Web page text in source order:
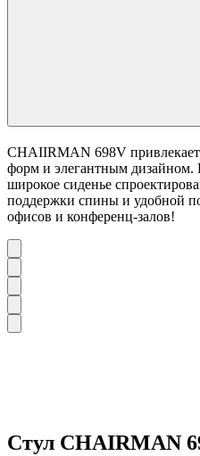
CHAIIRMAN 698V
форм и элегантным дизайном.
широкое сиденье
поддержки спины и удобной
офисов и конференц-залов!
Стул CHAIRMAN